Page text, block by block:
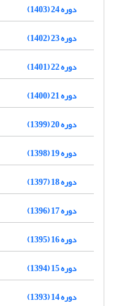
دوره 24 (1403)
دوره 23 (1402)
دوره 22 (1401)
دوره 21 (1400)
دوره 20 (1399)
دوره 19 (1398)
دوره 18 (1397)
دوره 17 (1396)
دوره 16 (1395)
دوره 15 (1394)
دوره 14 (1393)